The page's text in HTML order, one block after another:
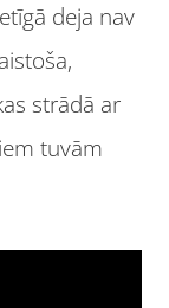
deja nav
strādā ar
tuvām